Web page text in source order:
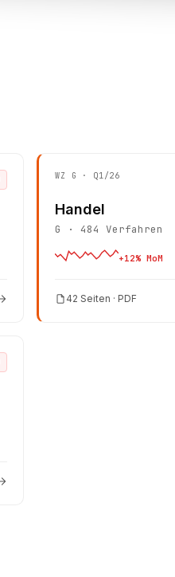
WZ G · Q1/26
Handel
G · 484 Verfahren
+12% MoM
42 Seiten · PDF